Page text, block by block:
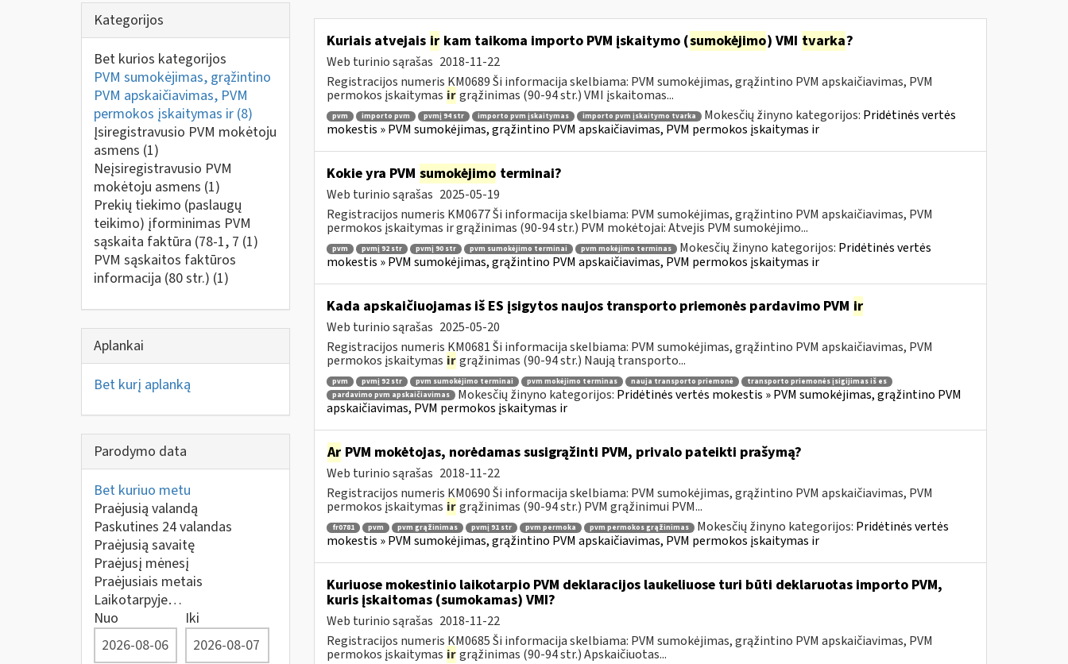
Kategorijos
Bet kurios kategorijos
PVM sumokėjimas, grąžintino
PVM apskaičiavimas, PVM
permokos įskaitymas ir (8)
Įsiregistravusio PVM mokėtoju
asmens (1)
Neįsiregistravusio PVM
mokėtoju asmens (1)
Prekių tiekimo (paslaugų
teikimo) įforminimas PVM
sąskaita faktūra (78-1, 7 (1)
PVM sąskaitos faktūros
informacija (80 str.) (1)
Aplankai
Bet kurį aplanką
Parodymo data
Bet kuriuo metu
Praėjusią valandą
Paskutines 24 valandas
Praėjusią savaitę
Praėjusį mėnesį
Praėjusiais metais
Laikotarpyje…
Nuo
Iki
Kuriais atvejais irkam taikoma importo PVM įskaitymo (sumokėjimo) VMI tvarka?
Web turinio sąrašas 2018-11-22
Registracijos numeris KM0689 Ši informacija skelbiama: PVM sumokėjimas, grąžintino PVM apskaičiavimas, PVM
permokos įskaitymas ir grąžinimas (90-94 str.) VMI įskaitomas...
pvm importo pvm pvmį 94 str importo pvm įskaitymas importo pvm įskaitymo tvarka Mokesčių žinyno kategorijos: Pridėtinės vertės
mokestis » PVM sumokėjimas, grąžintino PVM apskaičiavimas, PVM permokos įskaitymas ir
Kokie yra PVM sumokėjimo terminai?
Web turinio sąrašas 2025-05-19
Registracijos numeris KM0677 Ši informacija skelbiama: PVM sumokėjimas, grąžintino PVM apskaičiavimas, PVM
permokos įskaitymas ir grąžinimas (90-94 str.) PVM mokėtojai: Atvejis PVM sumokėjimo...
pvm pvmį 92 str pvmį 90 str pvm sumokėjimo terminai pvm mokėjimo terminas Mokesčių žinyno kategorijos: Pridėtinės vertės
mokestis » PVM sumokėjimas, grąžintino PVM apskaičiavimas, PVM permokos įskaitymas ir
Kada apskaičiuojamas iš ES įsigytos naujos transporto priemonės pardavimo PVM ir
Web turinio sąrašas 2025-05-20
Registracijos numeris KM0681 Ši informacija skelbiama: PVM sumokėjimas, grąžintino PVM apskaičiavimas, PVM
permokos įskaitymas ir grąžinimas (90-94 str.) Naują transporto...
pvm pvmį 92 str pvm sumokėjimo terminai pvm mokėjimo terminas nauja transporto priemonė
transporto priemonės įsigijimas iš es
pardavimo pvm apskaičiavimas
Mokesčių žinyno kategorijos: Pridėtinės vertės mokestis » PVM sumokėjimas, grąžintino PVM
apskaičiavimas, PVM permokos įskaitymas ir
ArPVM mokėtojas, norėdamas susigrąžinti PVM, privalo pateikti prašymą?
Web turinio sąrašas 2018-11-22
Registracijos numeris KM0690 Ši informacija skelbiama: PVM sumokėjimas, grąžintino PVM apskaičiavimas, PVM
permokos įskaitymas ir grąžinimas (90-94 str.) PVM grąžinimui PVM...
fr0781 pvm pvm grąžinimas pvmį 91 str pvm permoka pvm permokos grąžinimas Mokesčių žinyno kategorijos: Pridėtinės vertės
mokestis » PVM sumokėjimas, grąžintino PVM apskaičiavimas, PVM permokos įskaitymas ir
Kuriuose mokestinio laikotarpio PVM deklaracijos laukeliuose turi būti deklaruotas importo PVM,
kuris įskaitomas (sumokamas) VMI?
Web turinio sąrašas 2018-11-22
Registracijos numeris KM0685 Ši informacija skelbiama: PVM sumokėjimas, grąžintino PVM apskaičiavimas, PVM
permokos įskaitymas ir grąžinimas (90-94 str.) Apskaičiuotas...